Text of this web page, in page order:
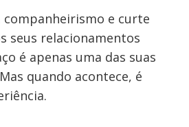
companheirismo e curte
seus relacionamentos
é apenas uma das suas
quando acontece, é